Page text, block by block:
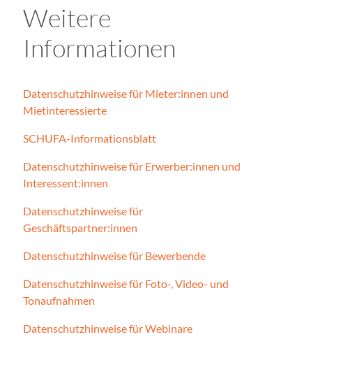
Weitere
Informationen
Datenschutzhinweise für Mieter:innen und
Mietinteressierte
SCHUFA-Informationsblatt
Datenschutzhinweise für Erwerber:innen und
Interessent:innen
Datenschutzhinweise für
Geschäftspartner:innen
Datenschutzhinweise für Bewerbende
Datenschutzhinweise für Foto-, Video- und
Tonaufnahmen
Datenschutzhinweise für Webinare